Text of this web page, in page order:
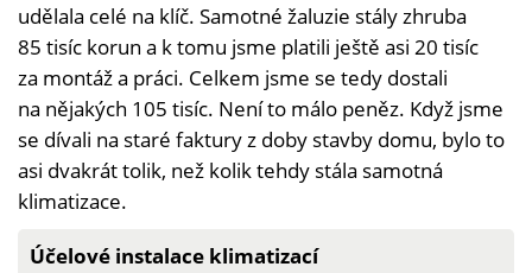
udělala celé na klíč. Samotné žaluzie stály zhruba
85 tisíc korun a k tomu jsme platili ještě asi 20 tisíc
za montáž a práci. Celkem jsme se tedy dostali
na nějakých 105 tisíc. Není to málo peněz. Když jsme
se dívali na staré faktury z doby stavby domu, bylo to
asi dvakrát tolik, než kolik tehdy stála samotná
klimatizace.
Účelové instalace klimatizací